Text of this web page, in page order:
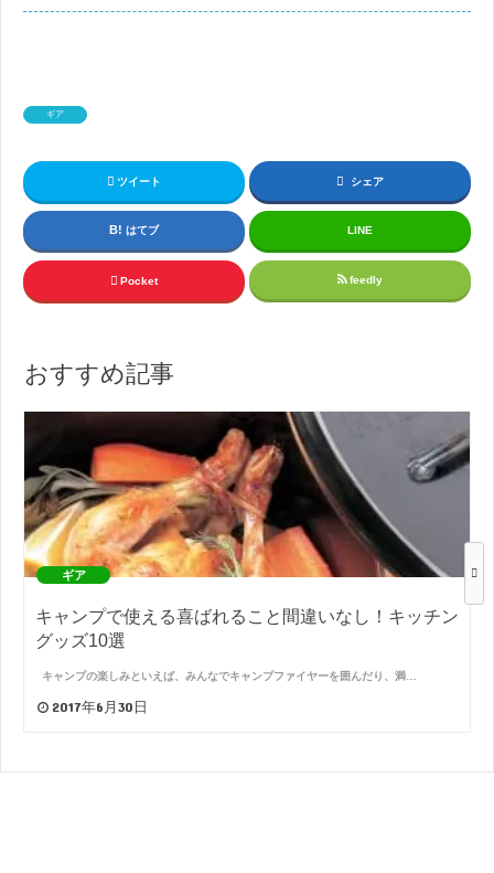
ギア
ツイート シェア
はてブ LINE
Pocket feedly
おすすめ記事
ギア
キャンプで使える喜ばれること間違いなし！キッチン
グッズ10選
キャンプの楽しみといえば、みんなでキャンプファイヤーを囲んだり、満…
2017年6月30日